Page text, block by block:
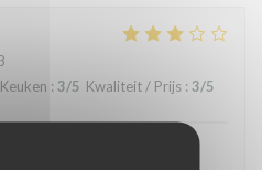
Keuken : 3/5 Kwaliteit / Prijs : 3/5
est épouvantable